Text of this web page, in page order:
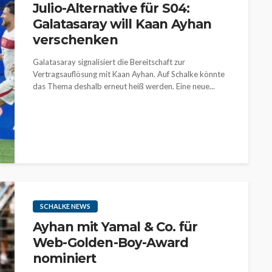
Julio-Alternative für S04:
Galatasaray will Kaan Ayhan
verschenken
Galatasaray signalisiert die Bereitschaft zur
Vertragsauflösung mit Kaan Ayhan. Auf Schalke könnte
das Thema deshalb erneut heiß werden. Eine neue...
SCHALKE NEWS
Ayhan mit Yamal & Co. für
Web-Golden-Boy-Award
nominiert